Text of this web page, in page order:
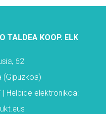
TALDEA KOOP. ELK
62
(Gipuzkoa)
Helbide elektronikoa: